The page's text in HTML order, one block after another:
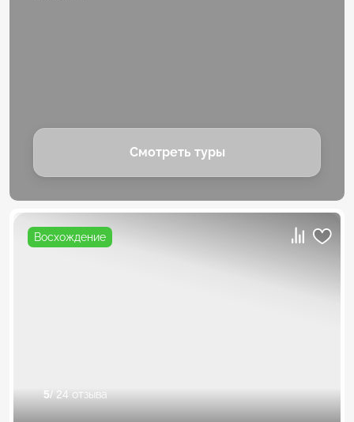
Смотреть туры
Восхождение
5/ 24 отзыва